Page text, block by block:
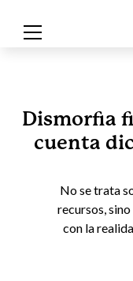
Dismorfia
cuenta
No se trata
recursos,
con la